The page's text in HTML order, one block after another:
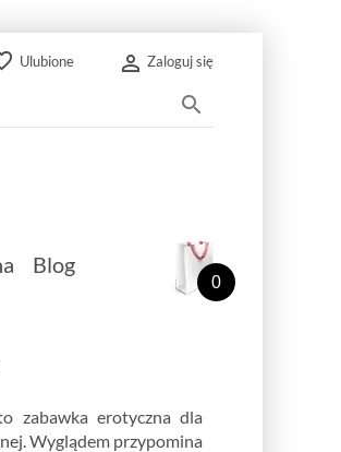
Ulubione  Zaloguj się

0
Blog
zabawka erotyczna dla
Wyglądem przypomina